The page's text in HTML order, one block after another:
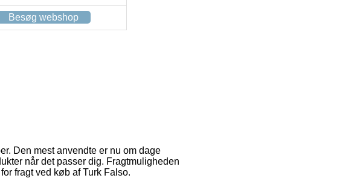
Besøg webshop
Den mest anvendte er nu om dage
når det passer dig. Fragtmuligheden
fragt ved køb af Turk Falso.